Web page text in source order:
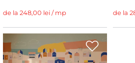
de la 248,00 lei / mp de la